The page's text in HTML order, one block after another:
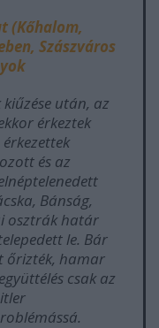
(Kőhalom,
Szászváros
után, az
érkeztek
és az
Bánság,
osztrák határ
le. Bár
őrizték, hamar
csak az